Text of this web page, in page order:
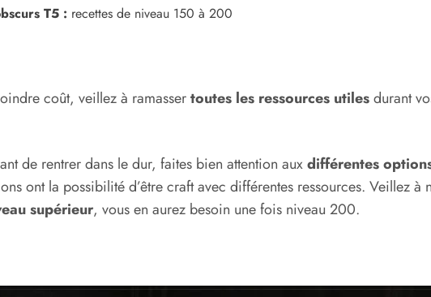
T5 : recettes de niveau 150 à 200
coût, veillez à ramassertoutes les ressources utilesdurant
de rentrer dans le dur, faites bien attention auxdifférentes
ont la possibilité d’être craft avec différentes ressources. Veillez à
supérieur, vous en aurez besoin une fois niveau 200.